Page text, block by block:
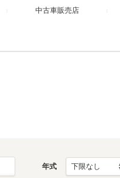
中古車販売店
年式